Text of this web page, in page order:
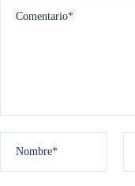
Comentario*
Nombre*